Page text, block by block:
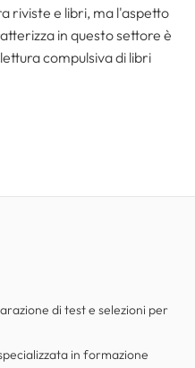
riviste e libri, ma l'aspetto
in questo settore è
compulsiva di libri
di test e selezioni per
in formazione